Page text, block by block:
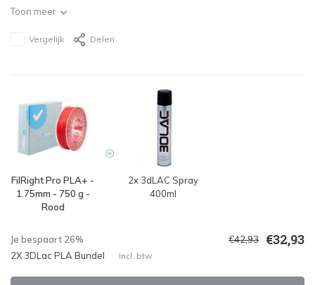
Toon meer
Vergelijk Delen
FilRight Pro PLA+ -
1.75mm - 750 g -
Rood
2x 3dLAC Spray
400ml
Je bespaart 26% €42,93 €32,93
2X 3DLac PLA Bundel Incl. btw